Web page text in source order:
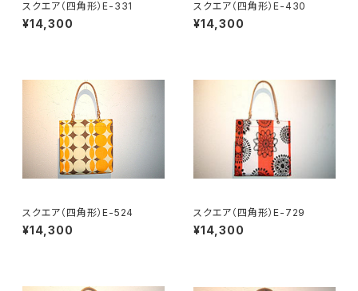
スクエア（四角形）E-331
¥14,300
スクエア（四角形）E-430
¥14,300
スクエア（四角形）E-524
¥14,300
スクエア（四角形）E-729
¥14,300